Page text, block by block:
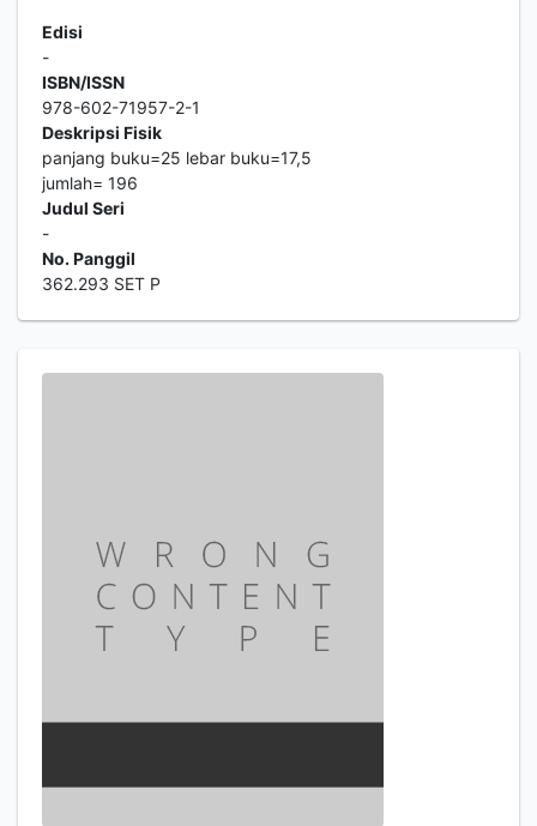
Edisi
-
ISBN/ISSN
978-602-71957-2-1
Deskripsi Fisik
panjang buku=25 lebar buku=17,5
jumlah= 196
Judul Seri
-
No. Panggil
362.293 SET P